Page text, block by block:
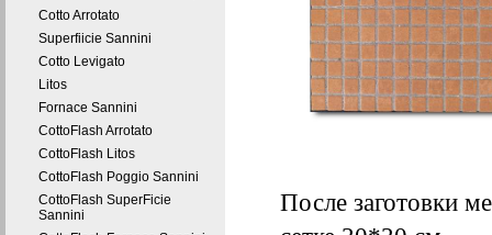
Cotto Arrotato
Superfiicie Sannini
Cotto Levigato
Litos
Fornace Sannini
CottoFlash Arrotato
CottoFlash Litos
CottoFlash Poggio Sannini
CottoFlash SuperFicie
Sannini
После заготовки